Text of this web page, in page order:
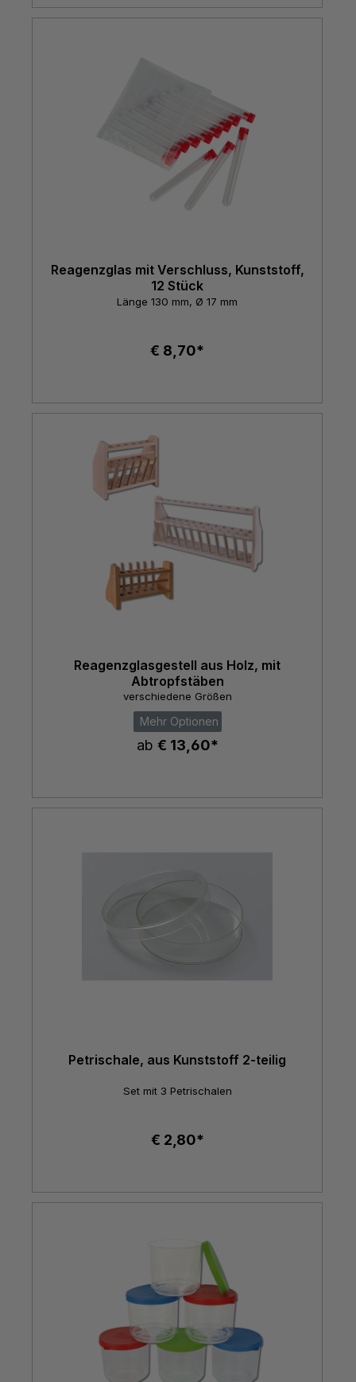
Reagenzglas mit Verschluss, Kunststoff,
12 Stück
Länge 130 mm, Ø 17 mm
€ 8,70*
Reagenzglasgestell aus Holz, mit
Abtropfstäben
verschiedene Größen
Mehr Optionen
ab € 13,60*
Petrischale, aus Kunststoff 2-teilig
Set mit 3 Petrischalen
€ 2,80*